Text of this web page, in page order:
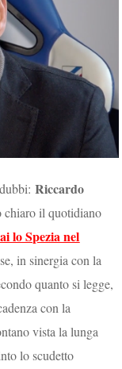
dubbi:Riccardo
chiaro il quotidiano
lo Spezia nel
in sinergia con la
quanto si legge,
con la
vista la lunga
lo scudetto